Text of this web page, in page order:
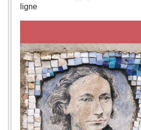
ligne